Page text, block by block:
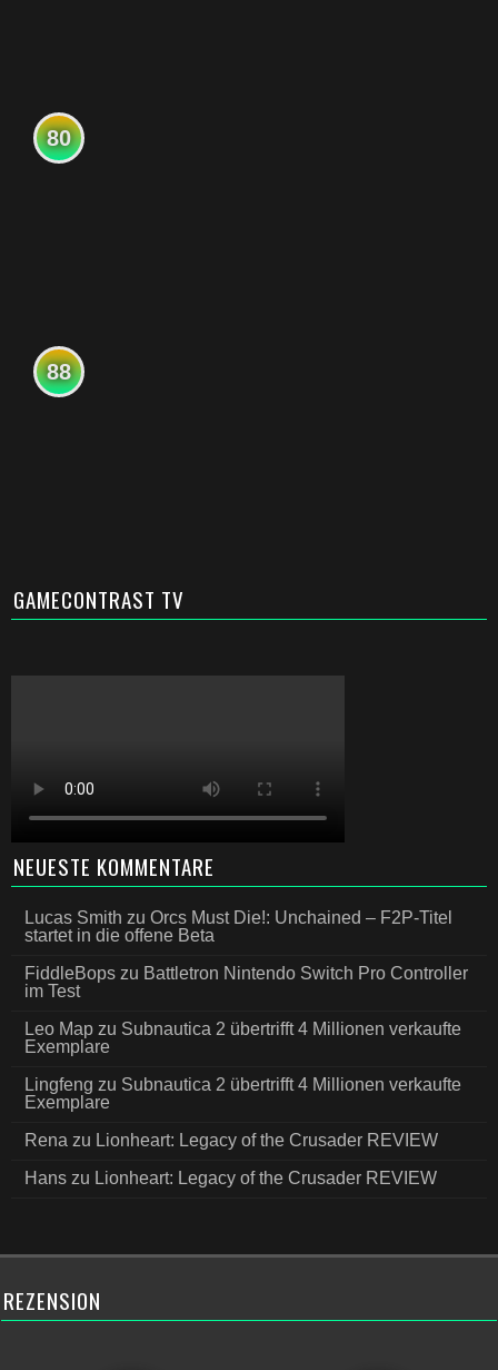
80
88
GAMECONTRAST TV
NEUESTE KOMMENTARE
Lucas Smith zu Orcs Must Die!: Unchained – F2P-Titel
startet in die offene Beta
FiddleBops zu Battletron Nintendo Switch Pro Controller
im Test
Leo Map zu Subnautica 2 übertrifft 4 Millionen verkaufte
Exemplare
Lingfeng zu Subnautica 2 übertrifft 4 Millionen verkaufte
Exemplare
Rena zu Lionheart: Legacy of the Crusader REVIEW
Hans zu Lionheart: Legacy of the Crusader REVIEW
REZENSION